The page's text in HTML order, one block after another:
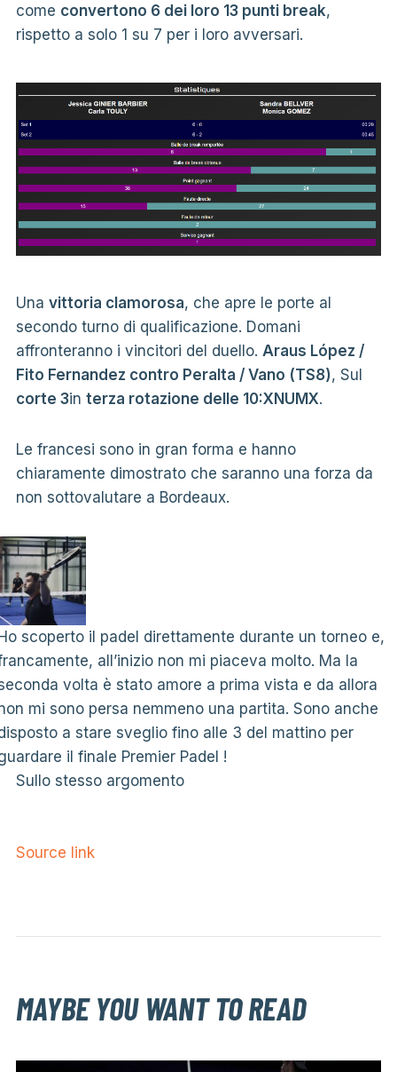
come convertono 6 dei loro 13 punti break,
rispetto a solo 1 su 7 per i loro avversari.
Una vittoria clamorosa, che apre le porte al
secondo turno di qualificazione. Domani
affronteranno i vincitori del duello. Araus López /
Fito Fernandez contro Peralta / Vano (TS8), Sul
corte 3in terza rotazione delle 10:XNUMX.
Le francesi sono in gran forma e hanno
chiaramente dimostrato che saranno una forza da
non sottovalutare a Bordeaux.
scoperto il padel direttamente durante un torneo e,
all’inizio non mi piaceva molto. Ma la
volta è stato amore a prima vista e da allora
mi sono persa nemmeno una partita. Sono anche
a stare sveglio fino alle 3 del mattino per
il finale Premier Padel !
Sullo stesso argomento
Source link
MAYBE YOU WANT TO READ